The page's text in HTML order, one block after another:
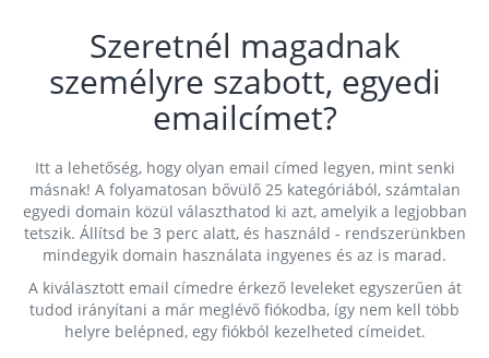
Szeretnél magadnak
személyre szabott, egyedi
emailcímet?
Itt a lehetőség, hogy olyan email címed legyen, mint senki
másnak! A folyamatosan bővülő 25 kategóriából, számtalan
egyedi domain közül választhatod ki azt, amelyik a legjobban
tetszik. Állítsd be 3 perc alatt, és használd - rendszerünkben
mindegyik domain használata ingyenes és az is marad.
A kiválasztott email címedre érkező leveleket egyszerűen át
tudod irányítani a már meglévő fiókodba, így nem kell több
helyre belépned, egy fiókból kezelheted címeidet.